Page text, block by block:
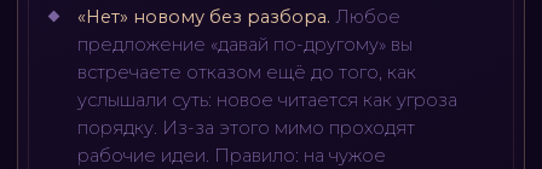
«Нет» новому без разбора. Любое
предложение «давай по-другому» вы
встречаете отказом ещё до того, как
услышали суть: новое читается как угроза
порядку. Из-за этого мимо проходят
рабочие идеи. Правило: на чужое